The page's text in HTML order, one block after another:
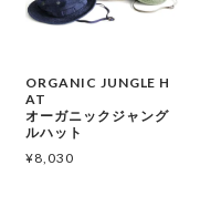
ORGANIC JUNGLE H
AT
オーガニックジャング
ルハット
¥8,030